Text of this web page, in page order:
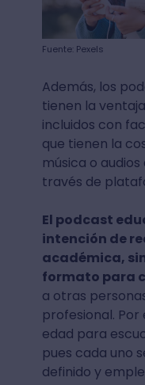
Fuente: Pexels
Además, los
tienen la
incluidos con
que tienen la
música o
través de
El podcast
intención de
académica,
formato para
a otras
profesional.
edad para
pues cada uno
definido y